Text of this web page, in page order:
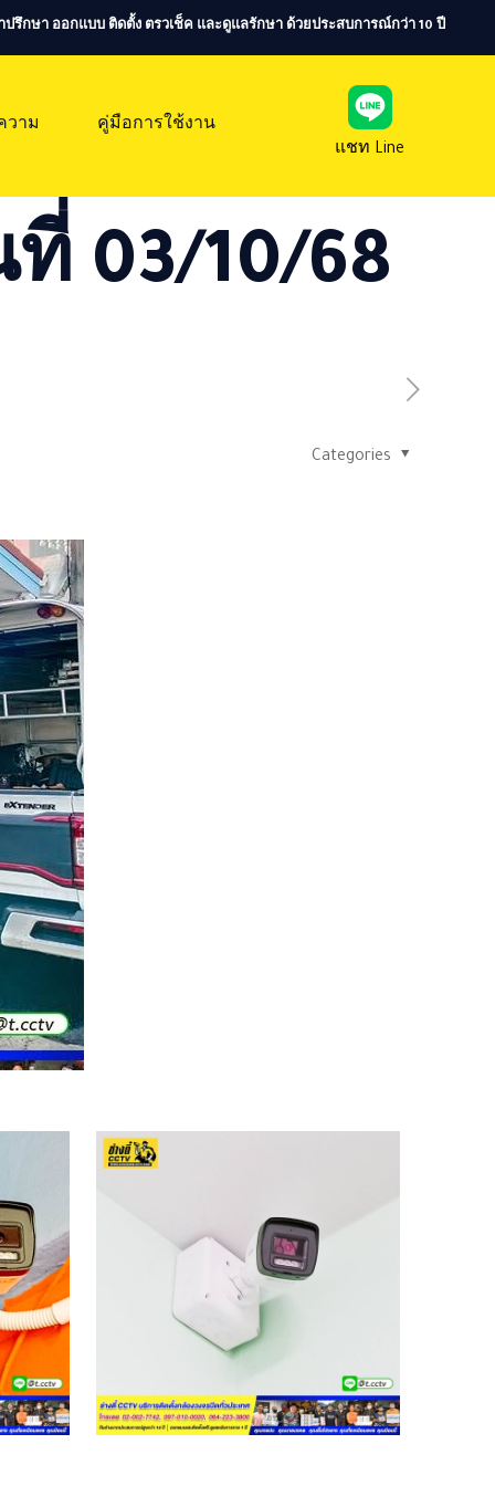
ปรึกษา ออกแบบ ติดตั้ง ตรวเช็ค และดูแลรักษา ด้วยประสบการณ์กว่า 10 ปี
วาม
คู่มือการใช้งาน
แชท Line
03/10/68
Categories